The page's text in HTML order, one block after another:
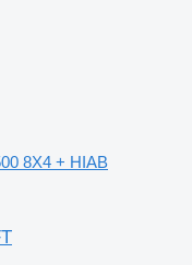
8X4 + HIAB